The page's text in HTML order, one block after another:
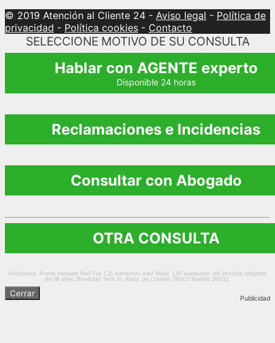
© 2019 Atención al Cliente 24 - Aviso legal - Política de
privacidad - Política cookies - Contacto
SELECCIONE MOTIVO DE SU CONSULTA
Hablar con AGENTE experto
Disponible 24 horas
Reclamaciones e Incidencias
Consultar con Abogado
OTRA CONSULTA
Publicidad. Precio llamada: Red Fija 1,21 euros/min. Red Móvil. 1,57 euros/min. IVA incluido. Mayores
de 18 años. Briseidan Tech SL Apdo. de Correos 78002 Madrid 28032.
Publicidad
Cerrar